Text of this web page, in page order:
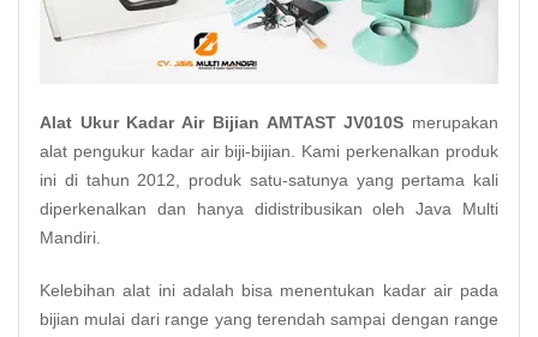
Alat Ukur Kadar Air Bijian AMTAST JV010S merupakan
alat pengukur kadar air biji-bijian. Kami perkenalkan produk
ini di tahun 2012, produk satu-satunya yang pertama kali
diperkenalkan dan hanya didistribusikan oleh Java Multi
Mandiri.
Kelebihan alat ini adalah bisa menentukan kadar air pada
bijian mulai dari range yang terendah sampai dengan range